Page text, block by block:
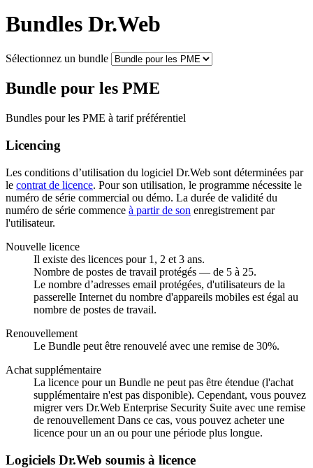
Bundles Dr.Web
Sélectionnez un bundle
Bundle pour les PME
Bundles pour les PME à tarif préférentiel
Licencing
Les conditions d’utilisation du logiciel Dr.Web sont déterminées par
le contrat de licence. Pour son utilisation, le programme nécessite le
numéro de série commercial ou démo. La durée de validité du
numéro de série commence à partir de son enregistrement par
l'utilisateur.
Nouvelle licence
Il existe des licences pour 1, 2 et 3 ans.
Nombre de postes de travail protégés — de 5 à 25.
Le nombre d’adresses email protégées, d'utilisateurs de la
passerelle Internet du nombre d'appareils mobiles est égal au
nombre de postes de travail.
Renouvellement
Le Bundle peut être renouvelé avec une remise de 30%.
Achat supplémentaire
La licence pour un Bundle ne peut pas être étendue (l'achat
supplémentaire n'est pas disponible). Cependant, vous pouvez
migrer vers Dr.Web Enterprise Security Suite avec une remise
de renouvellement Dans ce cas, vous pouvez acheter une
licence pour un an ou pour une période plus longue.
Logiciels Dr.Web soumis à licence